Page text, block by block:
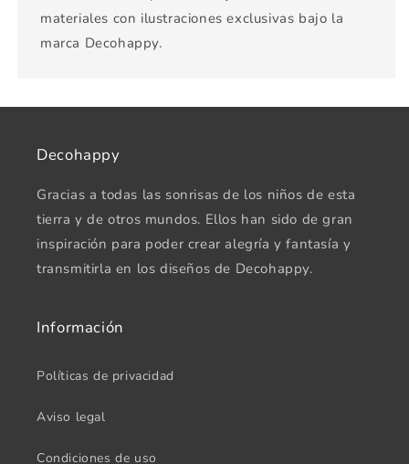
materiales con ilustraciones exclusivas bajo la
marca Decohappy.
Decohappy
Gracias a todas las sonrisas de los niños de esta
tierra y de otros mundos. Ellos han sido de gran
inspiración para poder crear alegría y fantasía y
transmitirla en los diseños de Decohappy.
Información
Políticas de privacidad
Aviso legal
Condiciones de uso